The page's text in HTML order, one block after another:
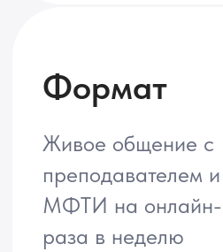
Документ
Диплом о профессиональной